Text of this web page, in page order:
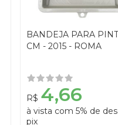
BANDEJA PARA
CM - 2015 - ROMA
R$ 4,66
à vista com 5% de
pix